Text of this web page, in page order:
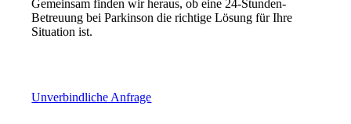
Gemeinsam finden wir heraus, ob eine 24-Stunden-
Betreuung bei Parkinson die richtige Lösung für Ihre
Situation ist.
Unverbindliche Anfrage